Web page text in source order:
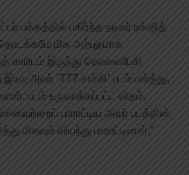
பக்கத்தில் பகிர்ந்த நடிகர் ரக்‌ஷித்
மிக அற்புதமாக
சாரிடம் இருந்து தொலைபேசி
அவர் `777 சார்லி’ படம் பார்த்து,
படம் உருவாக்கப்பட்ட விதம்,
பாராட்டிய அவர் படத்தின்
மிகவும் வியந்து பாராட்டினார்,”